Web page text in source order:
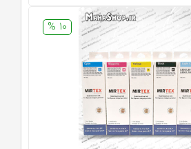
10 %